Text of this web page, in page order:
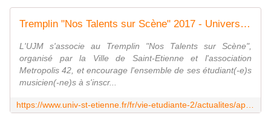
Tremplin "Nos Talents sur Scène" 2017 - Université Jean Monnet
L'UJM s'associe au Tremplin "Nos Talents sur Scène",
organisé par la Ville de Saint-Etienne et l'association
Metropolis 42, et encourage l'ensemble de ses étudiant(-e)s
musicien(-ne)s à s'inscr...